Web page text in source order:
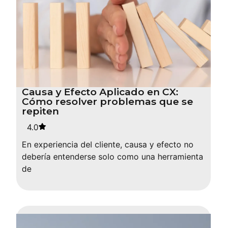
Causa y Efecto Aplicado en CX:
Cómo resolver problemas que se
repiten
4.0
En experiencia del cliente, causa y efecto no
debería entenderse solo como una herramienta
de